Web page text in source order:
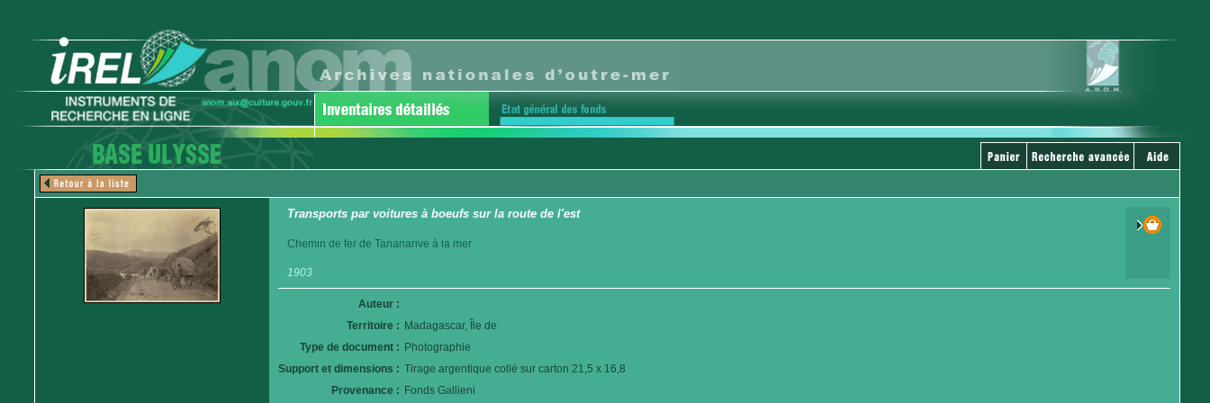
Transports par voitures à boeufs sur la route de l'est
Chemin de fer de Tananarive à la mer
1903
Auteur :
Territoire : Madagascar, Île de
Type de document : Photographie
Support et dimensions : Tirage argentique collé sur carton 21,5 x 16,8
Provenance : Fonds Gallieni